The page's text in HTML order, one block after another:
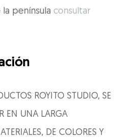
península consultar
ROYITO STUDIO, SE
EN UNA LARGA
DE COLORES Y